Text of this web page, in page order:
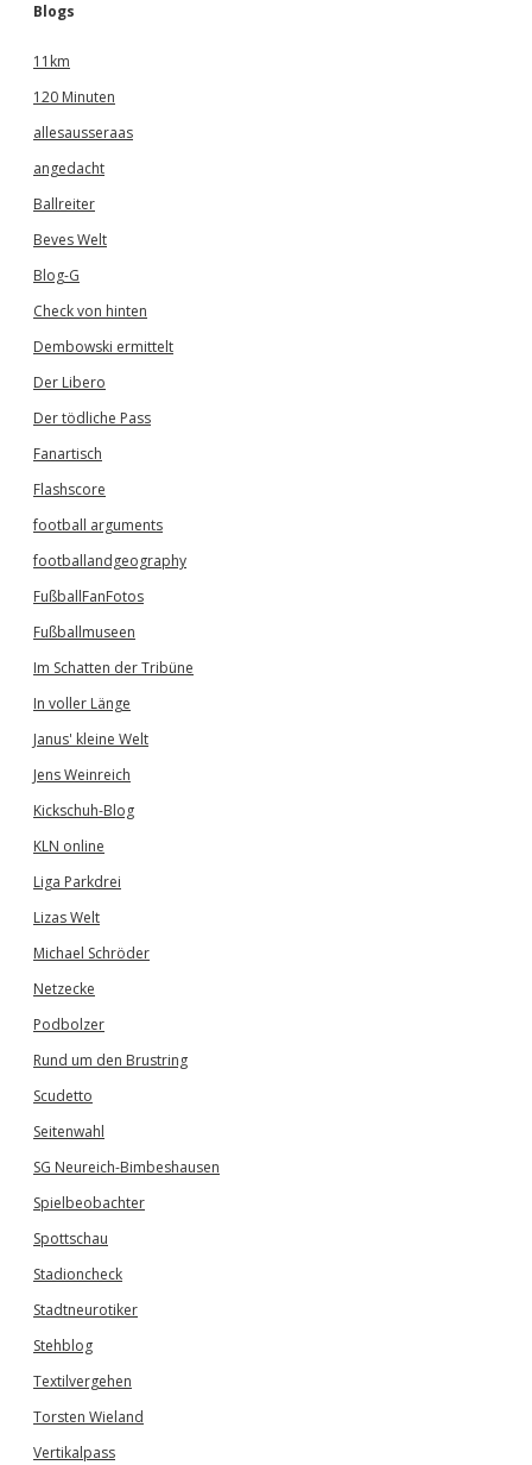
Blogs
11km
120 Minuten
allesausseraas
angedacht
Ballreiter
Beves Welt
Blog-G
Check von hinten
Dembowski ermittelt
Der Libero
Der tödliche Pass
Fanartisch
Flashscore
football arguments
footballandgeography
FußballFanFotos
Fußballmuseen
Im Schatten der Tribüne
In voller Länge
Janus' kleine Welt
Jens Weinreich
Kickschuh-Blog
KLN online
Liga Parkdrei
Lizas Welt
Michael Schröder
Netzecke
Podbolzer
Rund um den Brustring
Scudetto
Seitenwahl
SG Neureich-Bimbeshausen
Spielbeobachter
Spottschau
Stadioncheck
Stadtneurotiker
Stehblog
Textilvergehen
Torsten Wieland
Vertikalpass